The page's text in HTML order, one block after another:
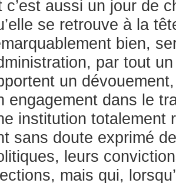
c’est aussi un jour de
se retrouve à la
bien,
par tout
un
engagement dans le
institution totalement
sans doute exprimé
leurs
mais qui,